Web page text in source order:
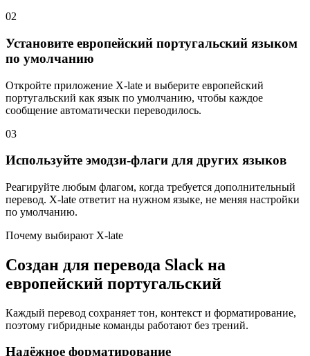
02
Установите европейский португальский языком
по умолчанию
Откройте приложение X-late и выберите европейский
португальский как язык по умолчанию, чтобы каждое
сообщение автоматически переводилось.
03
Используйте эмодзи-флаги для других языков
Реагируйте любым флагом, когда требуется дополнительный
перевод. X-late ответит на нужном языке, не меняя настройки
по умолчанию.
Почему выбирают X-late
Создан для перевода Slack на
европейский португальский
Каждый перевод сохраняет тон, контекст и форматирование,
поэтому гибридные команды работают без трений.
Надёжное форматирование